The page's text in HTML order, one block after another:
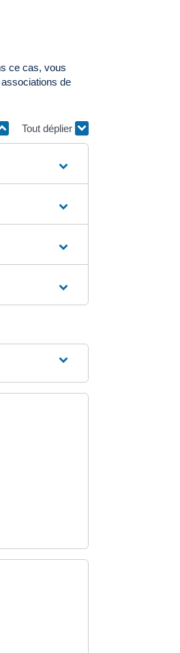
ce cas, vous
de
Tout déplier